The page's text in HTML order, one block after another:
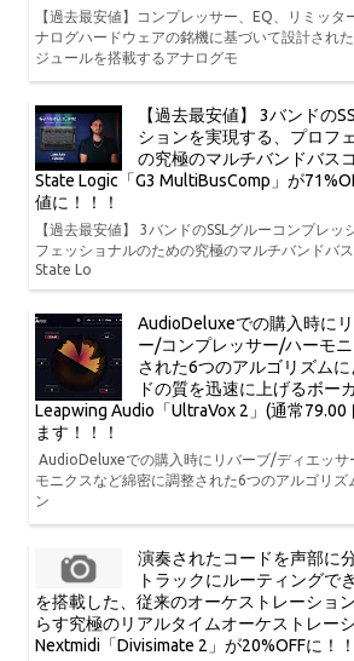
【過去最安値】コンプレッサー、EQ、リミッタ
ナログハードウェアの銘機に基づいて設計され
ジュールを搭載するアナログモ
【過去最安値】 3バンドの
ションを実現する、プロフ
の究極のマルチバンドバス
State Logic「G3 MultiBusComp」が
値に！！！
【過去最安値】 3バンドのSSLグルーコンプレッ
フェッショナルのための究極のマルチバンドバ
State Lo
AudioDeluxeでの購入時に
ー/コンプレッサー/ハーモ
された6つのアルゴリズム
ドの質を迅速に上げるボー
Leapwing Audio「UltraVox 2」(通常79.00
ます！！！
AudioDeluxeでの購入時にリバーブ/ディエッ
モニクスなど綿密に調整された6つのアルゴリズ
ン
演奏されたコードを声部に
トラックにルーティングで
を搭載した、従来のオーケストレーショ
らす究極のリアルタイムオーケストレー
Nextmidi「Divisimate 2」が20%OFFに！！